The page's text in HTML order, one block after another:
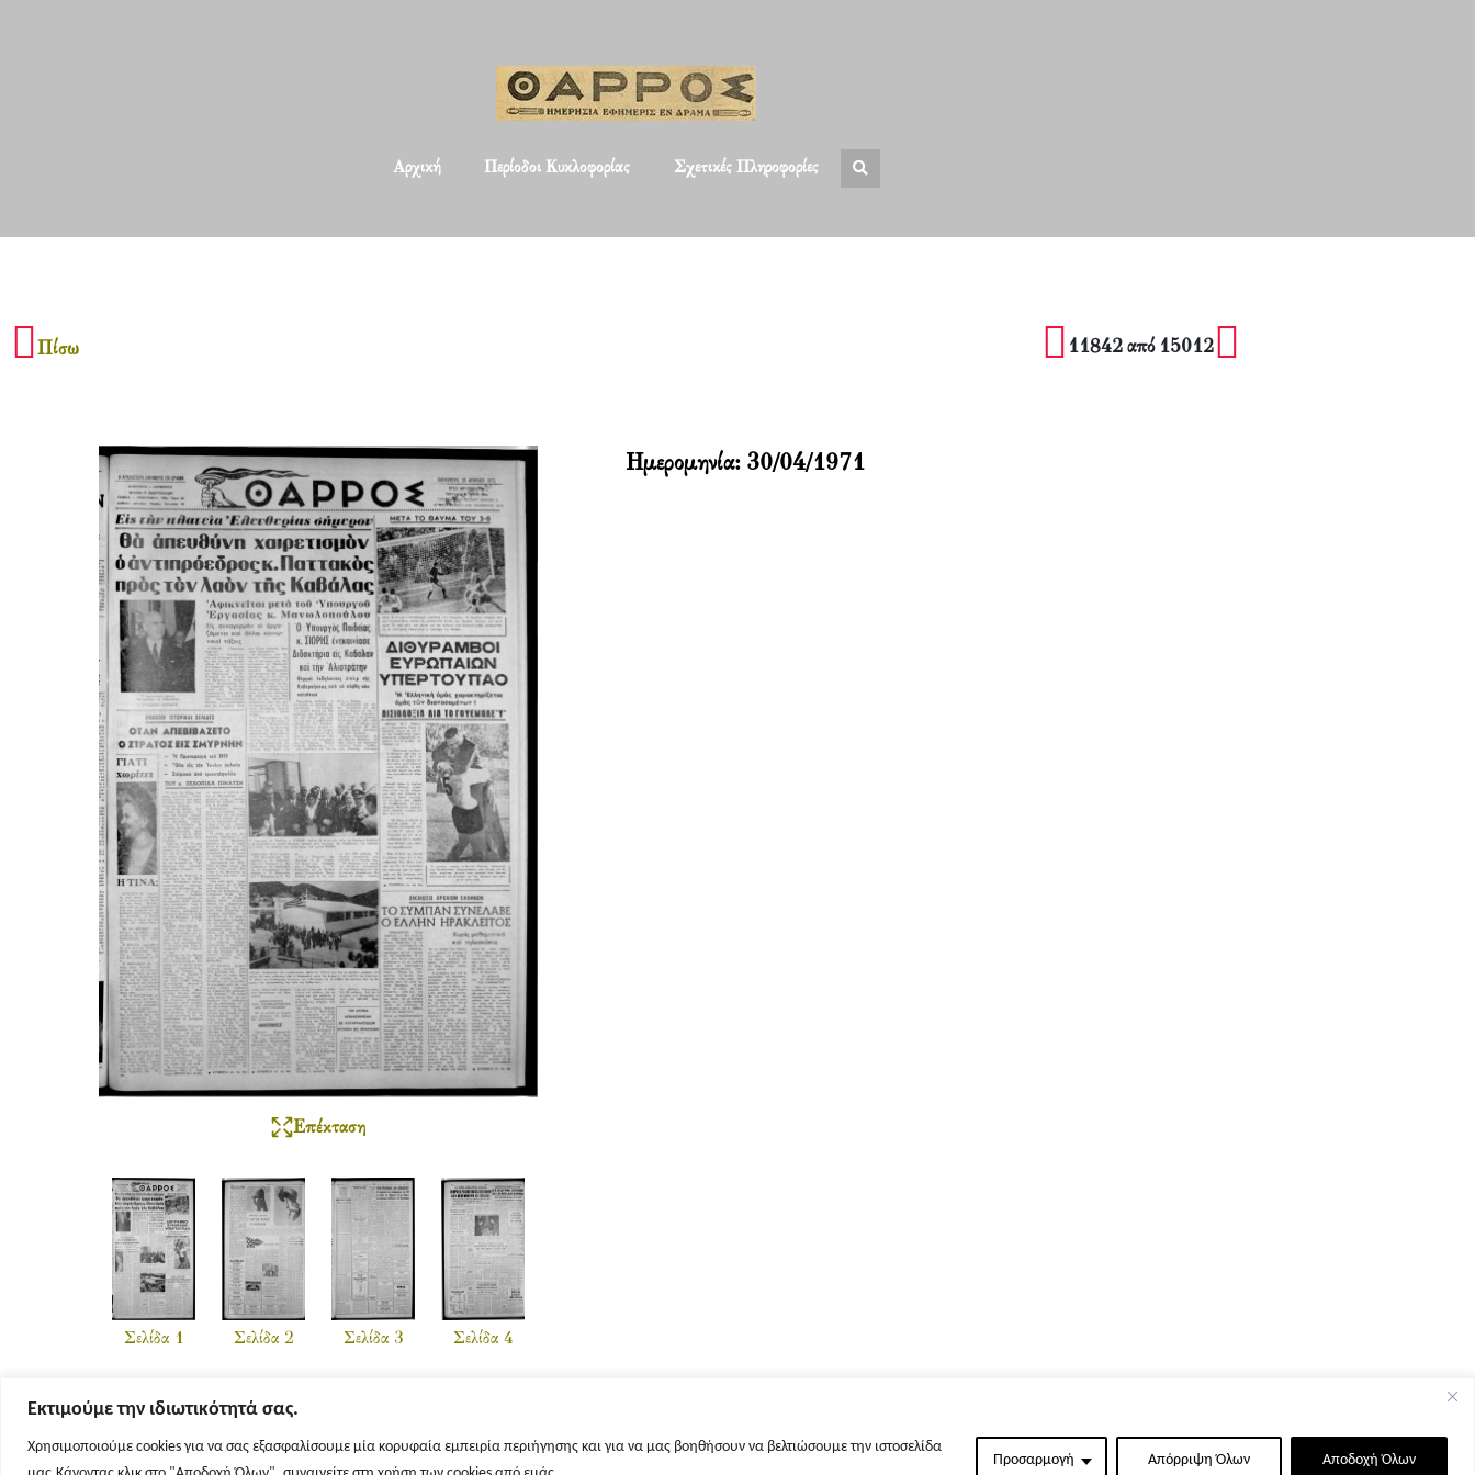
Εκτιμούμε την ιδιωτικότητά σας.
Χρησιμοποιούμε cookies για να σας εξασφαλίσουμε μία κορυφαία εμπειρία περιήγησης και για να μας βοηθήσουν να βελτιώσουμε την ιστοσελίδα
Προσαρμογή Απόρριψη Όλων Αποδοχή Όλων
Αρχική Περίοδοι Κυκλοφορίας Σχετικές Πληροφορίες
Πίσω 11842 από 15012
Επέκταση
Σελίδα 1 Σελίδα 2 Σελίδα 3 Σελίδα 4
Ημερομηνία: 30/04/1971